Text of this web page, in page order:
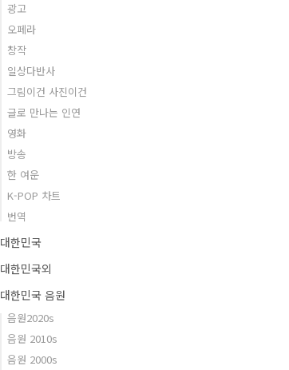
광고
오페라
창작
일상다반사
그림이건 사진이건
글로 만나는 인연
영화
방송
한 여운
K-POP 차트
번역
대한민국
대한민국외
대한민국 음원
음원2020s
음원 2010s
음원 2000s